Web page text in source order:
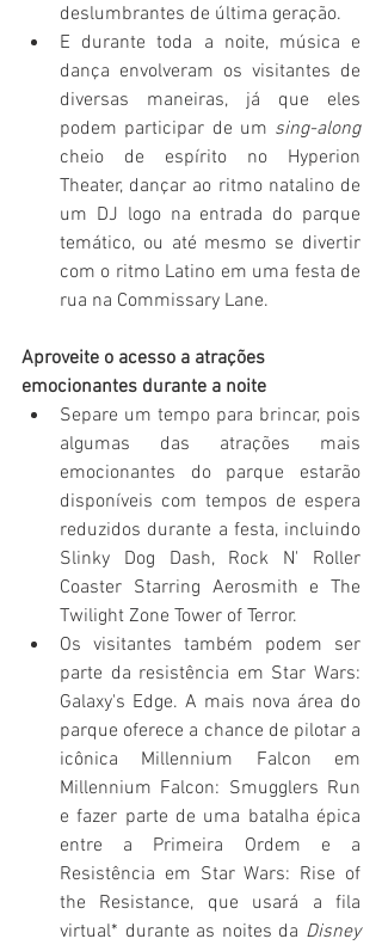
deslumbrantes de última geração.
E durante toda a noite, música e
dança envolveram os visitantes de
diversas maneiras, já que eles
podem participar de um sing-along
cheio de espírito no Hyperion
Theater, dançar ao ritmo natalino de
um DJ logo na entrada do parque
temático, ou até mesmo se divertir
com o ritmo Latino em uma festa de
rua na Commissary Lane.
Aproveite o acesso a atrações
emocionantes durante a noite
Separe um tempo para brincar, pois
algumas das atrações mais
emocionantes do parque estarão
disponíveis com tempos de espera
reduzidos durante a festa, incluindo
Slinky Dog Dash, Rock N' Roller
Coaster Starring Aerosmith e The
Twilight Zone Tower of Terror.
Os visitantes também podem ser
parte da resistência em Star Wars:
Galaxy's Edge. A mais nova área do
parque oferece a chance de pilotar a
icônica Millennium Falcon em
Millennium Falcon: Smugglers Run
e fazer parte de uma batalha épica
entre a Primeira Ordem e a
Resistência em Star Wars: Rise of
the Resistance, que usará a fila
virtual* durante as noites da Disney